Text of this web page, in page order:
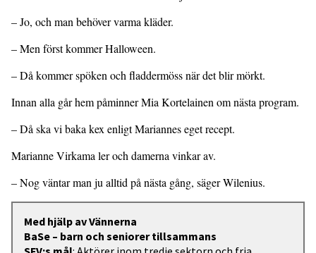
– Jo, och man behöver varma kläder.
– Men först kommer Halloween.
– Då kommer spöken och fladdermöss när det blir mörkt.
Innan alla går hem påminner Mia Kortelainen om nästa program.
– Då ska vi baka kex enligt Mariannes eget recept.
Marianne Virkama ler och damerna vinkar av.
– Nog väntar man ju alltid på nästa gång, säger Wilenius.
Med hjälp av Vännerna
BaSe – barn och seniorer tillsammans